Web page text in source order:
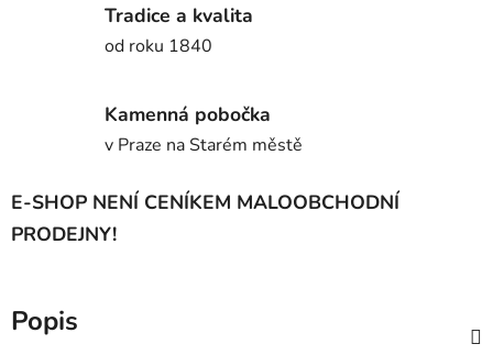
Tradice a kvalita
od roku 1840
Kamenná pobočka
v Praze na Starém městě
E-SHOP NENÍ CENÍKEM MALOOBCHODNÍ
PRODEJNY!
Popis